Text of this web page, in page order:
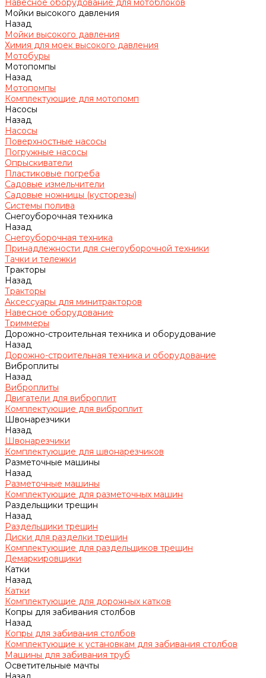
Навесное оборудование для мотоблоков
Мойки высокого давления
Назад
Мойки высокого давления
Химия для моек высокого давления
Мотобуры
Мотопомпы
Назад
Мотопомпы
Комплектующие для мотопомп
Насосы
Назад
Насосы
Поверхностные насосы
Погружные насосы
Опрыскиватели
Пластиковые погреба
Садовые измельчители
Садовые ножницы (кусторезы)
Системы полива
Снегоуборочная техника
Назад
Снегоуборочная техника
Принадлежности для снегоуборочной техники
Тачки и тележки
Тракторы
Назад
Тракторы
Аксессуары для минитракторов
Навесное оборудование
Триммеры
Дорожно-строительная техника и оборудование
Назад
Дорожно-строительная техника и оборудование
Виброплиты
Назад
Виброплиты
Двигатели для виброплит
Комплектующие для виброплит
Швонарезчики
Назад
Швонарезчики
Комплектующие для швонарезчиков
Разметочные машины
Назад
Разметочные машины
Комплектующие для разметочных машин
Раздельщики трещин
Назад
Раздельщики трещин
Диски для разделки трещин
Комплектующие для раздельщиков трещин
Демаркировщики
Катки
Назад
Катки
Комплектующие для дорожных катков
Копры для забивания столбов
Назад
Копры для забивания столбов
Комплектующие к установкам для забивания столбов
Машины для забивания труб
Осветительные мачты